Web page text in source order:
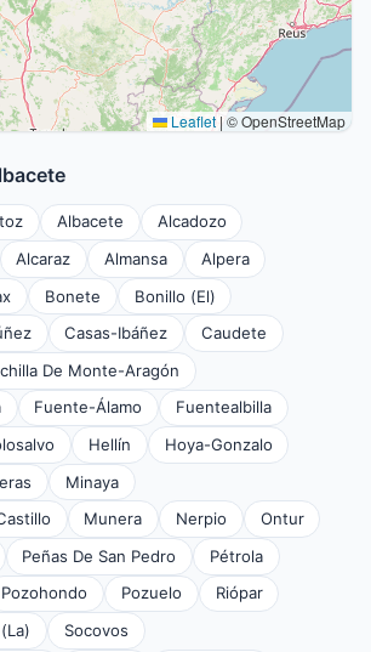
Leaflet | © OpenStreetMap
Albacete
Alcadozo
Alcaraz Almansa
Alpera
Bonete
Bonillo (El)
Casas-Ibáñez
Caudete
De Monte-Aragón
Fuente-Álamo
Fuentealbilla
Hellín
Hoya-Gonzalo
Minaya
Munera Nerpio
Ontur
Peñas De San Pedro
Pétrola
Pozohondo Pozuelo
Riópar
Socovos